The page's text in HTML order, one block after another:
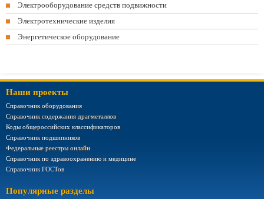
Электрооборудование средств подвижности
Электротехнические изделия
Энергетическое оборудование
Наши проекты
Справочник оборудования
Справочник содержания драгметаллов
Коды общероссийских классификаторов
Справочник подшипников
Федеральные реестры онлайн
Справочник по здравоохранению и медицине
Справочник ГОСТов
Популярные разделы